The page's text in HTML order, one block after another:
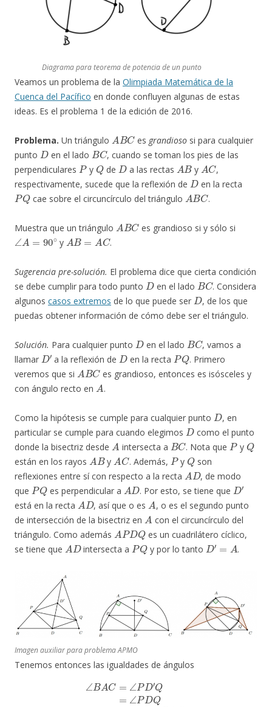
Diagrama para teorema de potencia de un punto
Veamos un problema de la Olimpiada Matemática de la
Cuenca del Pacífico en donde confluyen algunas de estas
ideas. Es el problema 1 de la edición de 2016.
Problema. Un triángulo
A BC
es grandiososi para cualquier
punto
D
en el lado
BC
, cuando se toman los pies de las
perpendiculares
P
y
Q
de
D
a las rectas
AB
y
AC
,
respectivamente, sucede que la reflexión de
D
en la recta
PQ
cae sobre el circuncírculo del triángulo
ABC
.
Muestra que un triángulo
A BC
es grandioso si y sólo si
∠A=90 ∘
y
AB=AC
.
Sugerencia pre-solución. El problema dice que cierta condición
se debe cumplir para todo punto
D
en el lado
BC
. Considera
algunos casos extremos de lo que puede ser
D
, de los que
puedas obtener información de cómo debe ser el triángulo.
Solución. Para cualquier punto
D
en el lado
BC
, vamos a
llamar
D′
a la reflexión de
D
en la recta
PQ
. Primero
veremos que si
ABC
es grandioso, entonces es isósceles y
con ángulo recto en
A
.
Como la hipótesis se cumple para cualquier punto
D
, en
particular se cumple para cuando elegimos
D
como el punto
donde la bisectriz desde
A
intersecta a
BC
. Nota que
P
y
Q
están en los rayos
AB
y
AC
. Además,
P
y
Q
son
reflexiones entre sí con respecto a la recta
AD
, de modo
que
PQ
es perpendicular a
AD
. Por esto, se tiene que
D′
está en la recta
AD
, así que o es
A
, o es el segundo punto
de intersección de la bisectriz en
A
con el circuncírculo del
triángulo. Como además
APDQ
es un cuadrilátero cíclico,
se tiene que
AD
intersecta a
PQ
y por lo tanto
D′=A
.
Imagen auxiliar para problema APMO
Tenemos entonces las igualdades de ángulos
∠PD′Q PDQ=180